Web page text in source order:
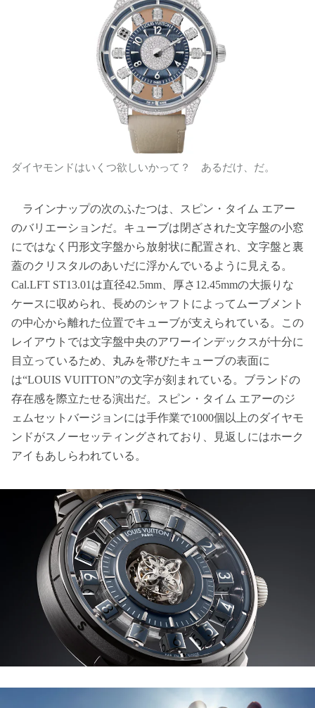
ダイヤモンドはいくつ欲しいかって？ あるだけ、だ。
ラインナップの次のふたつは、スピン・タイム エアー
のバリエーションだ。キューブは閉ざされた文字盤の小窓
にではなく円形文字盤から放射状に配置され、文字盤と裏
蓋のクリスタルのあいだに浮かんでいるように見える。
Cal.LFT ST13.01は直径42.5mm、厚さ12.45mmの大振りな
ケースに収められ、長めのシャフトによってムーブメント
の中心から離れた位置でキューブが支えられている。この
レイアウトでは文字盤中央のアワーインデックスが十分に
目立っているため、丸みを帯びたキューブの表面に
は“LOUIS VUITTON”の文字が刻まれている。ブランドの
存在感を際立たせる演出だ。スピン・タイム エアーのジ
ェムセットバージョンには手作業で1000個以上のダイヤモ
ンドがスノーセッティングされており、見返しにはホーク
アイもあしらわれている。